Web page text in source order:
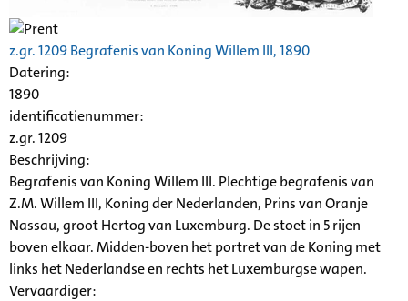
z.gr. 1209 Begrafenis van Koning Willem III, 1890
Datering:
1890
identificatienummer:
z.gr. 1209
Beschrijving:
Begrafenis van Koning Willem III. Plechtige begrafenis van
Z.M. Willem III, Koning der Nederlanden, Prins van Oranje
Nassau, groot Hertog van Luxemburg. De stoet in 5 rijen
boven elkaar. Midden-boven het portret van de Koning met
links het Nederlandse en rechts het Luxemburgse wapen.
Vervaardiger: